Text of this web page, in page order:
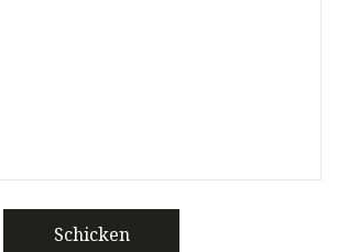
Schicken